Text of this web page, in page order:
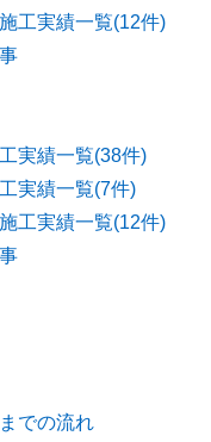
工実績一覧(12件)
実績一覧(38件)
実績一覧(7件)
工実績一覧(12件)
での流れ